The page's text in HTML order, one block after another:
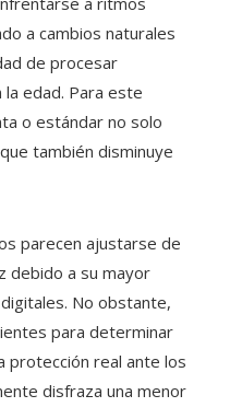
a cambios naturales
de procesar
la edad. Para este
o estándar no solo
también disminuye
parecen ajustarse de
debido a su mayor
No obstante,
para determinar
protección real ante los
disfraza una menor